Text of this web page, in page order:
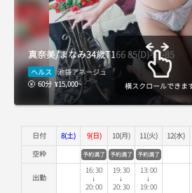
15:40
15:50
16:00
16:20
16:30
横スクロールできま
真奈美/まなみ34歳T16685(D)-57-85
ヘルス
池袋アネージュ
60分 ¥15,000~
日付 8(土) 9(日) 10(月) 11(火) 12(水)
空枠
予約満了 予約満了 予約満了
出勤
16:30
↓
20:00
19:30
↓
20:30
13:00
↓
19:00